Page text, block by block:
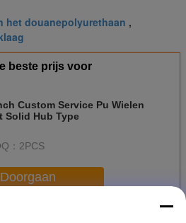
het douanepolyurethaan ,
beste prijs voor
Custom Service Pu Wielen
Solid Hub Type
： 2PCS
Doorgaan